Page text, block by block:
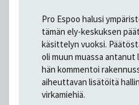
Pro Espoo halusi
tämän ely-keskuksen
käsittelyn vuoksi.
oli muun muassa
hän kommentoi
aiheuttavan lisätöitä
virkamiehiä.